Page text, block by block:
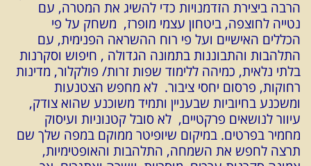
הרבה ביצירת הזדמנויות כדי להשיג את המטרה, עם
נטייה לחוצפה, ביטחון עצמי מופרז, משחק על פי
הכללים האישיים ועל פי רוח ההשראה הפנימית, עם
התלהבות והתבוננות בתמונה הגדולה , חיפוש וסקרנות
בלתי נלאית, כמיהה ללימוד שפות זרות/ פולקלור, מדינות
רחוקות, פרסום יחסי ציבור. לא מחפש הצטנעות
ומשכנע בחיוביות שבעניין ותמיד משוכנע שהוא צודק,
עיוור לנושאים פרקטיים, לא סובל קטנוניות ועיסוק
מחמיר בפרטים. במיקום שיופיטר ממוקם במפה שלך שם
תרצה לחפש את השמחה, התלהבות והאופטימיות,